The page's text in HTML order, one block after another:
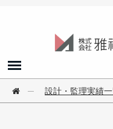
─ 設計・監理実績